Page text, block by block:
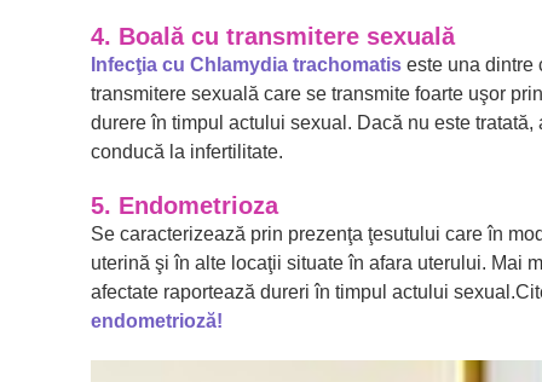
4. Boală cu transmitere sexuală
Infecţia cu Chlamydia trachomatis este una dintre
transmitere sexuală care se transmite foarte uşor
durere în timpul actului sexual. Dacă nu este tratată,
conducă la infertilitate.
5. Endometrioza
Se caracterizează prin prezenţa ţesutului care în
uterină şi în alte locaţii situate în afara uterului. Mai
afectate raportează dureri în timpul actului
endometrioză!